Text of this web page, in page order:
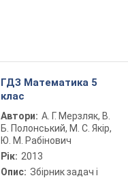
ГДЗ Математика 5
клас
Автори: А. Г. Мерзляк, В.
Б. Полонський, М. С. Якір,
Ю. М. Рабінович
Рік: 2013
Опис: Збірник задач і